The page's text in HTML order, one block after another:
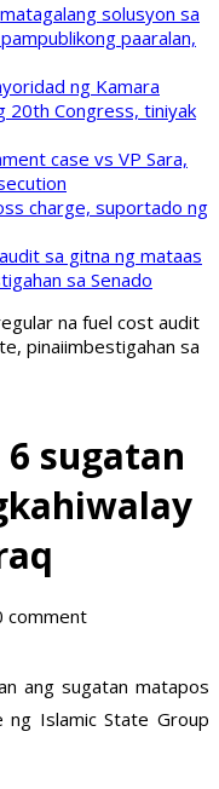
solusyon sa
paaralan,
ng Kamara
20th Congress, tiniyak
case vs VP Sara,
charge, suportado ng
sa gitna ng mataas
sa Senado
na fuel cost audit
pinaiimbestigahan sa
sugatan
comment
ang sugatan matapos
ng Islamic State Group